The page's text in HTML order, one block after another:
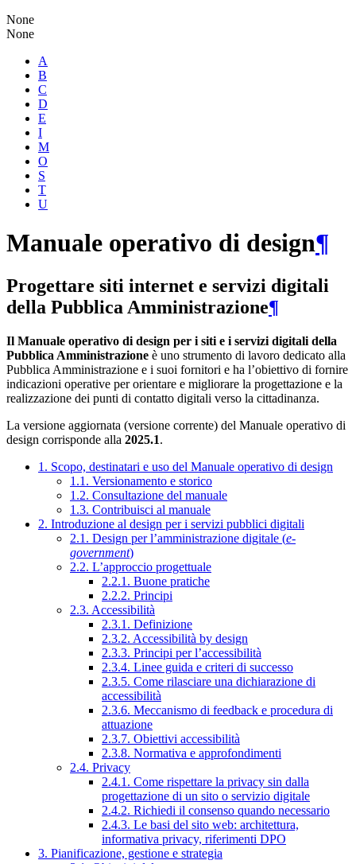
None
None
A
B
C
D
E
I
M
O
S
T
U
Manuale operativo di design¶
Progettare siti internet e servizi digitali
della Pubblica Amministrazione¶
Il Manuale operativo di design per i siti e i servizi digitali della
Pubblica Amministrazione è uno strumento di lavoro dedicato alla
Pubblica Amministrazione e i suoi fornitori e ha l’obiettivo di fornire
indicazioni operative per orientare e migliorare la progettazione e la
realizzazione dei punti di contatto digitali verso la cittadinanza.
La versione aggiornata (versione corrente) del Manuale operativo di
design corrisponde alla 2025.1.
1. Scopo, destinatari e uso del Manuale operativo di design
1.1. Versionamento e storico
1.2. Consultazione del manuale
1.3. Contribuisci al manuale
2. Introduzione al design per i servizi pubblici digitali
2.1. Design per l’amministrazione digitale (e-
government)
2.2. L’approccio progettuale
2.2.1. Buone pratiche
2.2.2. Principi
2.3. Accessibilità
2.3.1. Definizione
2.3.2. Accessibilità by design
2.3.3. Principi per l’accessibilità
2.3.4. Linee guida e criteri di successo
2.3.5. Come rilasciare una dichiarazione di
accessibilità
2.3.6. Meccanismo di feedback e procedura di
attuazione
2.3.7. Obiettivi accessibilità
2.3.8. Normativa e approfondimenti
2.4. Privacy
2.4.1. Come rispettare la privacy sin dalla
progettazione di un sito o servizio digitale
2.4.2. Richiedi il consenso quando necessario
2.4.3. Le basi del sito web: architettura,
informativa privacy, riferimenti DPO
3. Pianificazione, gestione e strategia